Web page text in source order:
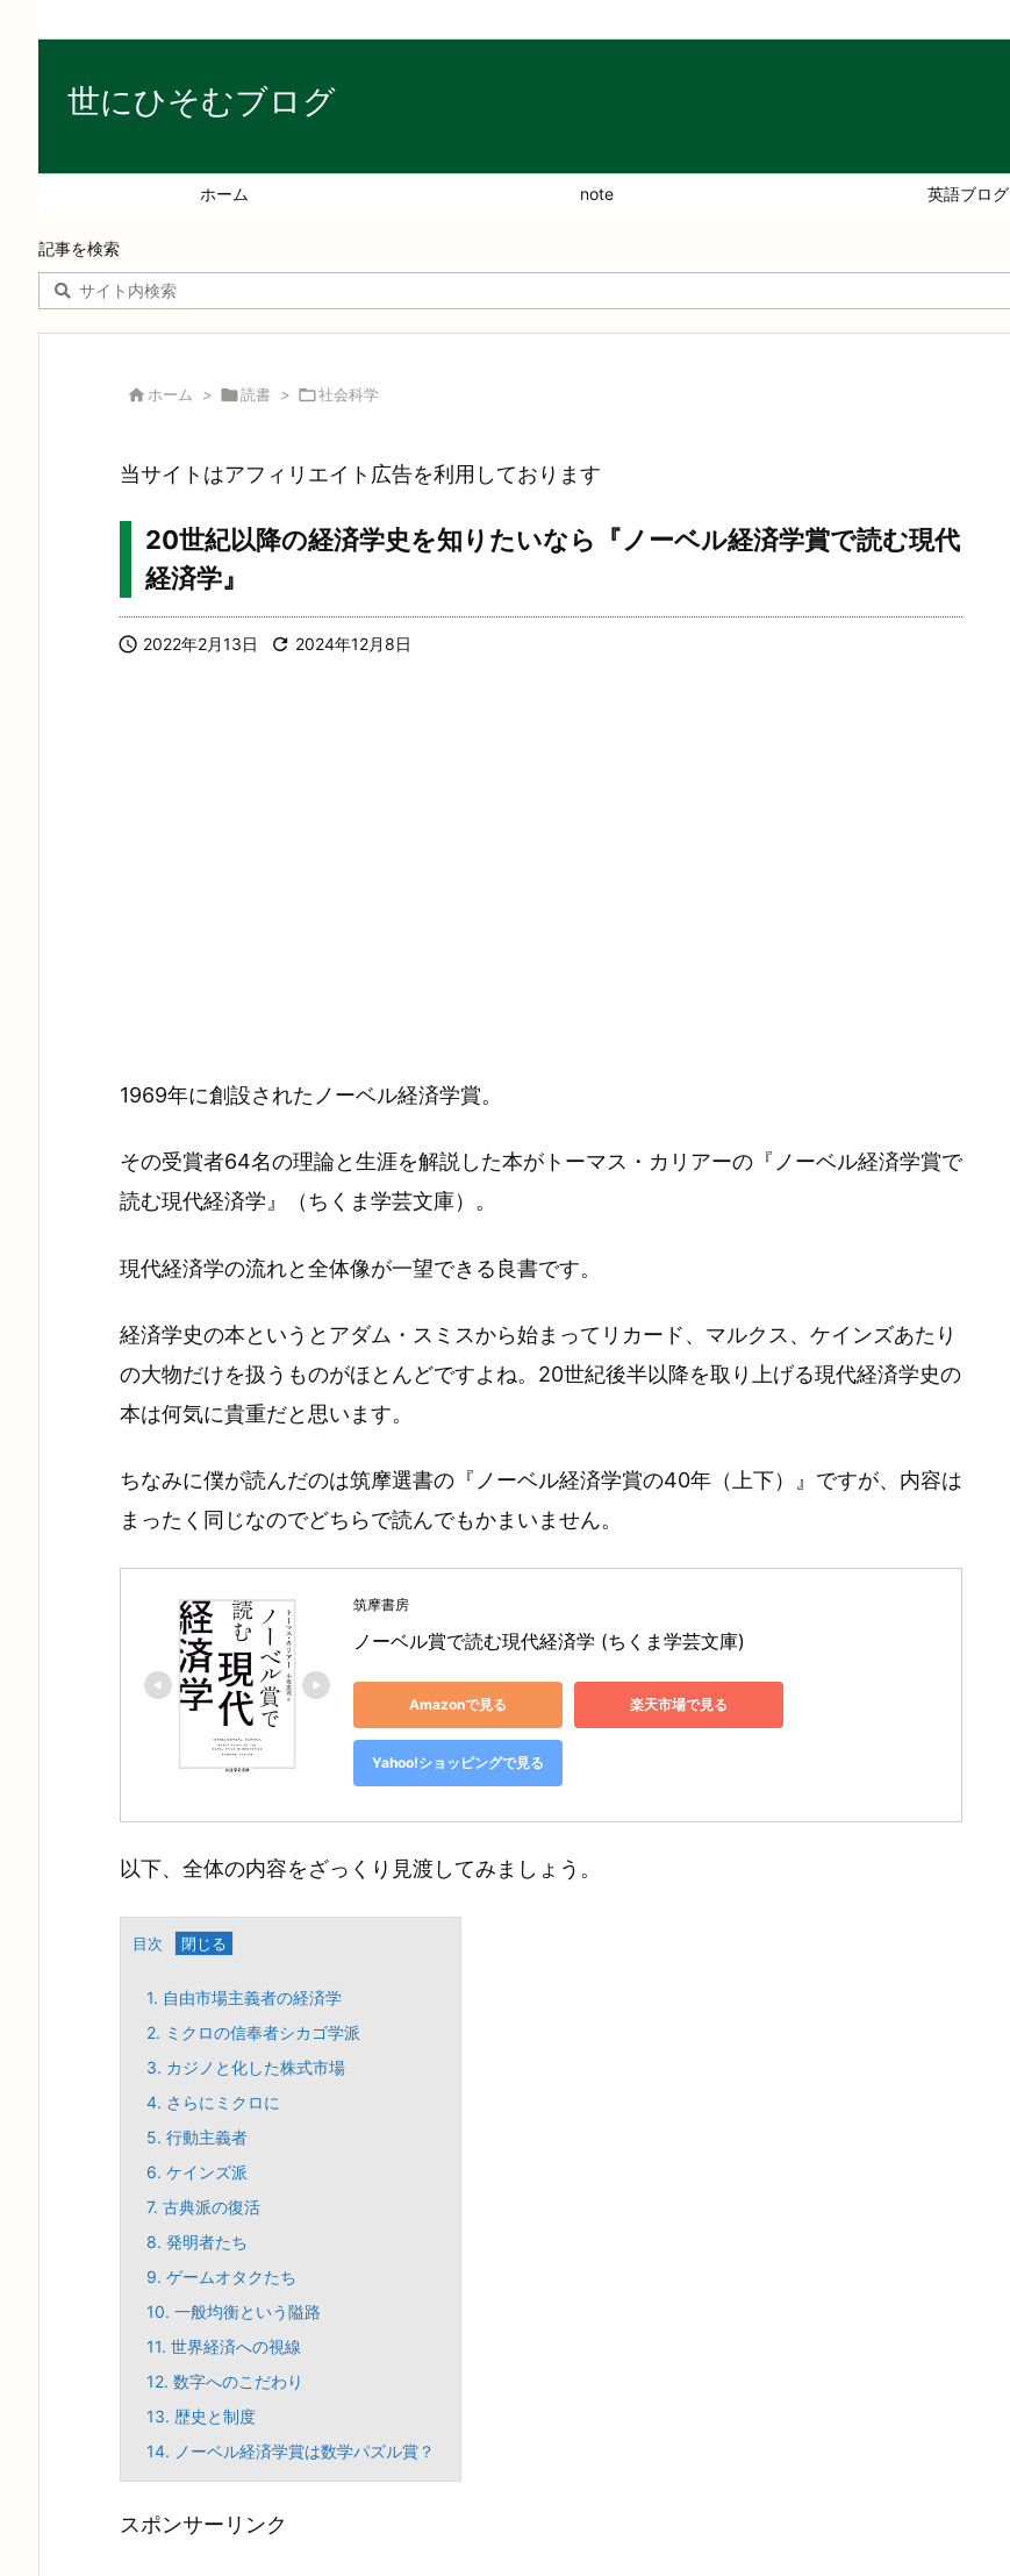
世にひそむブログ
ホーム note 英語ブログ
記事を検索
 ホーム > 読書 > 社会科学
当サイトはアフィリエイト広告を利用しております
20世紀以降の経済学史を知りたいなら『ノーベル経済学賞で読む現代
経済学』
 2022年2月13日  2024年12月8日
1969年に創設されたノーベル経済学賞。
その受賞者64名の理論と生涯を解説した本がトーマス・カリアーの『ノーベル経済学賞で
読む現代経済学』（ちくま学芸文庫）。
現代経済学の流れと全体像が一望できる良書です。
経済学史の本というとアダム・スミスから始まってリカード、マルクス、ケインズあたり
の大物だけを扱うものがほとんどですよね。20世紀後半以降を取り上げる現代経済学史の
本は何気に貴重だと思います。
ちなみに僕が読んだのは筑摩選書の『ノーベル経済学賞の40年（上下）』ですが、内容は
まったく同じなのでどちらで読んでもかまいません。
筑摩書房
ノーベル賞で読む現代経済学 (ちくま学芸文庫)
Amazonで見る 楽天市場で見る
Yahoo!ショッピングで見る
以下、全体の内容をざっくり見渡してみましょう。
目次
1. 自由市場主義者の経済学
2. ミクロの信奉者シカゴ学派
3. カジノと化した株式市場
4. さらにミクロに
5. 行動主義者
6. ケインズ派
7. 古典派の復活
8. 発明者たち
9. ゲームオタクたち
10. 一般均衡という隘路
11. 世界経済への視線
12. 数字へのこだわり
13. 歴史と制度
14. ノーベル経済学賞は数学パズル賞？
スポンサーリンク